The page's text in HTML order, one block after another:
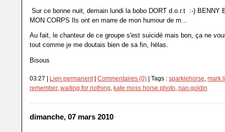
Sur ce bonne nuit, demain lundi la bobo DORT d.o.r.t :-) BENNY
MON CORPS Ils ont en marre de mon humour de m...
Au fait, le chanteur de ce groupe s'est suicidé mais bon, ça ne
tout comme je me doutais bien de sa fin, hélas.
Bisous
03:27 | Lien permanent | Commentaires (0) | Tags : sparklehorse mark
remember, waiting for nothing kate moss horse photo nan goldin
dimanche, 07 mars 2010